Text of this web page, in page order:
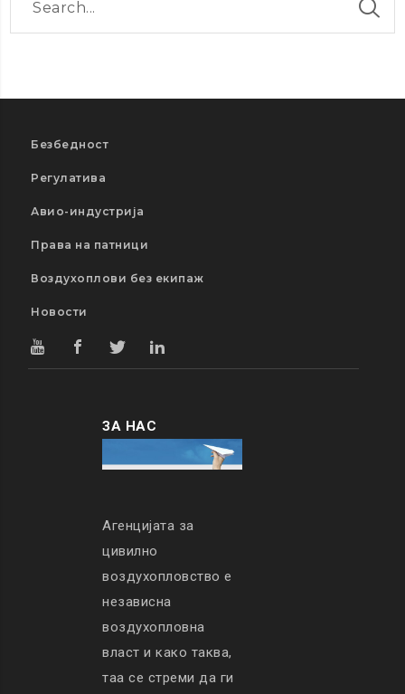
Безбедност
Регулатива
Авио-индустрија
Права на патници
Воздухоплови без екипаж
Новости
ЗА НАС
Агенцијата за
цивилно
воздухопловство е
независна
воздухопловна
власт и како таква,
таа се стреми да ги